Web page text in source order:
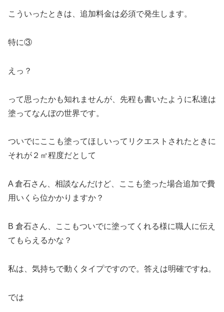
こういったときは、追加料金は必須で発生します。
特に③
えっ？
って思ったかも知れませんが、先程も書いたように私達は
塗ってなんぼの世界です。
ついでにここも塗ってほしいってリクエストされたときに
それが２㎡程度だとして
A 倉石さん、相談なんだけど、ここも塗った場合追加で費
用いくら位かかりますか？
B 倉石さん、ここもついでに塗ってくれる様に職人に伝え
てもらえるかな？
私は、気持ちで動くタイプですので。答えは明確ですね。
では